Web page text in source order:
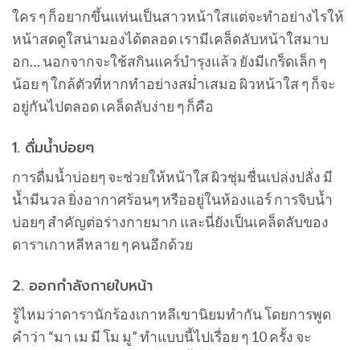
ใคร ๆ ก็อยากขึ้นแท่นเป็นสาวหน้าใสแต่จะทำอย่างไรให้
หน้าสดดูใสน่ามองได้ตลอด เรามีเคล็ดลับหน้าใสมาบ
อก… นอกจากจะใช้สกินแคร์บำรุงแล้ว ยังมีเกร็ดเล็ก ๆ
น้อย ๆ ใกล้ตัวที่หากทำอย่างสม่ำเสมอ ผิวหน้าใส ๆ ก็จะ
อยู่กันไปตลอด เคล็ดลับง่าย ๆ ก็คือ
1. ดื่มน้ำบ่อยๆ
การดื่มน้ำบ่อยๆ จะช่วยให้หน้าใส ผิวชุ่มชื่นเปล่งปลั่ง มี
น้ำมีนวล ยิ่งอากาศร้อนๆ หรืออยู่ในห้องแอร์ การจิบน้ำ
บ่อยๆ สำคัญต่อร่างกายมาก และนี่ยังเป็นเคล็ดลับของ
ดาราเกาหลีหลาย ๆ คนอีกด้วย
2. ออกกำลังกายใบหน้า
รู้ไหมว่าดารานักร้องเกาหลีเขานิยมทำกัน โดยการพูด
คำว่า “มา เม มี โม มู” ทำแบบนี้ไปเรื่อย ๆ 10 ครั้ง จะ